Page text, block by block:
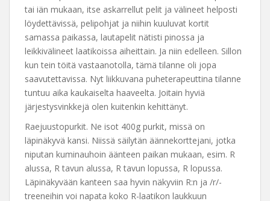
tai iän mukaan, itse askarrellut pelit ja välineet helposti
löydettävissä, pelipohjat ja niihin kuuluvat kortit
samassa paikassa, lautapelit nätisti pinossa ja
leikkivälineet laatikoissa aiheittain. Ja niin edelleen. Sillon
kun tein töitä vastaanotolla, tämä tilanne oli jopa
saavutettavissa. Nyt liikkuvana puheterapeuttina tilanne
tuntuu aika kaukaiselta haaveelta. Joitain hyviä
järjestysvinkkejä olen kuitenkin kehittänyt.
Raejuustopurkit. Ne isot 400g purkit, missä on
läpinäkyvä kansi. Niissä säilytän äännekorttejani, jotka
niputan kuminauhoin äänteen paikan mukaan, esim. R
alussa, R tavun alussa, R tavun lopussa, R lopussa.
Läpinäkyvään kanteen saa hyvin näkyviin R:n ja /r/-
treeneihin voi napata koko R-laatikon laukkuun